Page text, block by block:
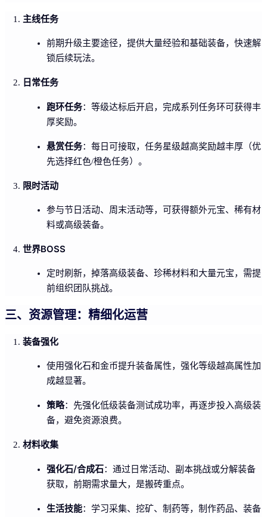
主线任务
前期升级主要途径，提供大量经验和基础装备，快速解
锁后续玩法。
日常任务
跑环任务：等级达标后开启，完成系列任务环可获得丰
厚奖励。
悬赏任务：每日可接取，任务星级越高奖励越丰厚（优
先选择红色/橙色任务）。
限时活动
参与节日活动、周末活动等，可获得额外元宝、稀有材
料或高级装备。
世界BOSS
定时刷新，掉落高级装备、珍稀材料和大量元宝，需提
前组织团队挑战。
三、资源管理：精细化运营
装备强化
使用强化石和金币提升装备属性，强化等级越高属性加
成越显著。
策略：先强化低级装备测试成功率，再逐步投入高级装
备，避免资源浪费。
材料收集
强化石/合成石：通过日常活动、副本挑战或分解装备
获取，前期需求量大，是搬砖重点。
生活技能：学习采集、挖矿、制药等，制作药品、装备